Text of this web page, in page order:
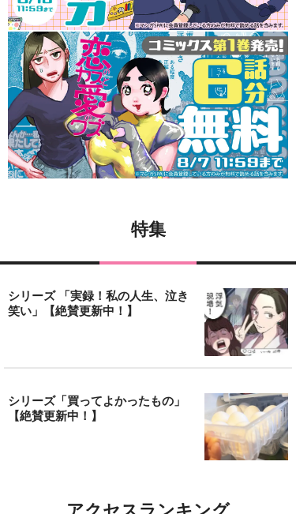
特集
シリーズ 「実録！私の人生、泣き
笑い」【絶賛更新中！】
シリーズ「買ってよかったもの」
【絶賛更新中！】